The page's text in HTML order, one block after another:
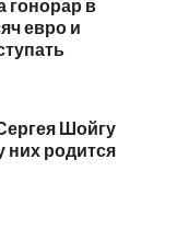
гонорар в
евро и
Шойгу
них родится